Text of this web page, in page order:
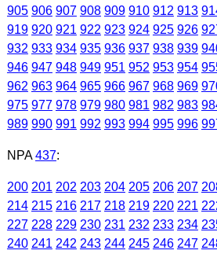
905 906 907 908 909 910 912 913
919 920 921 922 923 924 925 926
932 933 934 935 936 937 938 939
946 947 948 949 951 952 953 954
962 963 964 965 966 967 968 969
975 977 978 979 980 981 982 983
989 990 991 992 993 994 995 996
NPA 437:
200 201 202 203 204 205 206 207
214 215 216 217 218 219 220 221
227 228 229 230 231 232 233 234
240 241 242 243 244 245 246 247